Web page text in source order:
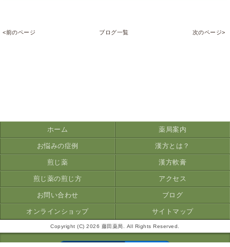
<前のページ ブログ一覧 次のページ>
ホーム 薬局案内
お悩みの症例 漢方とは？
煎じ薬 漢方軟膏
煎じ薬の煎じ方 アクセス
お問い合わせ ブログ
オンラインショップ サイトマップ
Copyright (C) 2026 藤田薬局. All Rights Reserved.